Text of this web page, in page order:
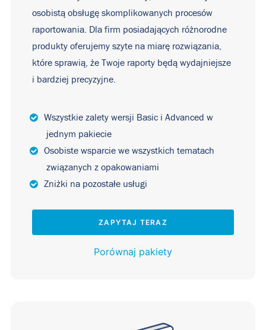
osobistą obsługę skomplikowanych procesów
raportowania. Dla firm posiadających różnorodne
produkty oferujemy szyte na miarę rozwiązania,
które sprawią, że Twoje raporty będą wydajniejsze
i bardziej precyzyjne.
Wszystkie zalety wersji Basic i Advanced w
jednym pakiecie
Osobiste wsparcie we wszystkich tematach
związanych z opakowaniami
Zniżki na pozostałe usługi
ZAPYTAJ TERAZ
Porównaj pakiety